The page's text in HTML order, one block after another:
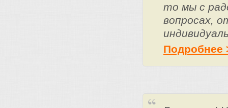
то мы с
вопросах,
Подробнее